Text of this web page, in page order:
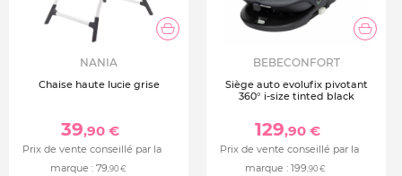
NANIA
Chaise haute lucie grise
39,90 €
Prix de vente conseillé par la
marque : 79,90 €
BEBECONFORT
Siège auto evolufix pivotant
360° i-size tinted black
129,90 €
Prix de vente conseillé par la
marque : 199,90 €